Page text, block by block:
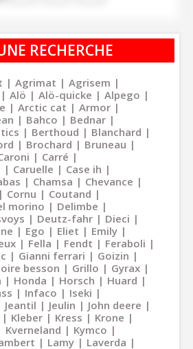
RECHERCHE
Agrimat
Agrisem
Alö Alö-quicke
Alpego
Arctic cat
Armor
Bahco
Bednar
Berthoud
Blanchard
Brochard
Bruneau
Carré
Caruelle
Case ih
Chamsa
Chevance
Cornu
Coutand
morino
Delimbe
Deutz-fahr
Dieci
Ego Eliet
Emily
Fella Fendt
Feraboli
Gianni ferrari
Goizin
besson Grillo
Gyrax
Honda Horsch
Huard
Infaco
Iseki
Jeantil Jeulin
John deere
Kleber Kress
Krone
Kverneland
Kymco
Lamy
Laverda